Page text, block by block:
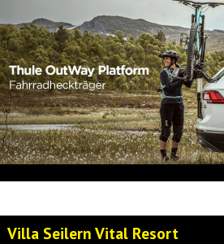
Villa Seilern Vital Resort